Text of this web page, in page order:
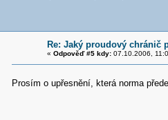
Re: Jaký proudový chránič
« Odpověď #5 kdy:07.10.2006,
Prosím o upřesnění, která norma